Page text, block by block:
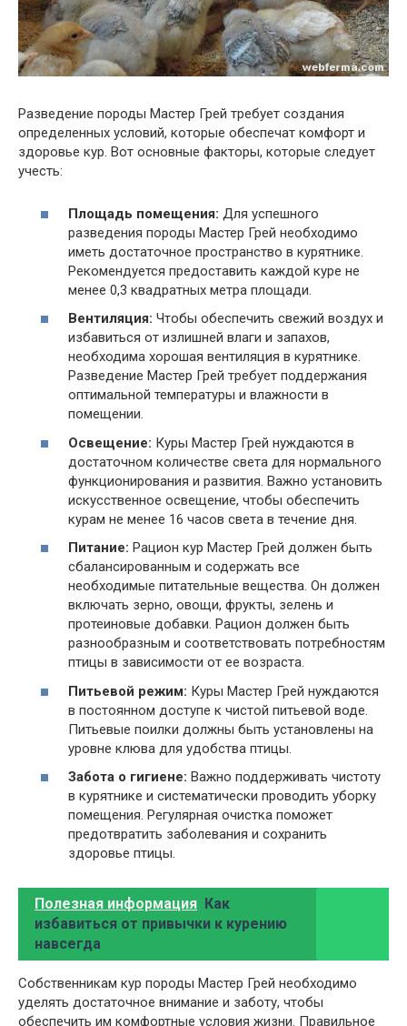
Разведение породы Мастер Грей требует создания
определенных условий, которые обеспечат комфорт и
здоровье кур. Вот основные факторы, которые следует
учесть:
Площадь помещения: Для успешного
разведения породы Мастер Грей необходимо
иметь достаточное пространство в курятнике.
Рекомендуется предоставить каждой куре не
менее 0,3 квадратных метра площади.
Вентиляция: Чтобы обеспечить свежий воздух и
избавиться от излишней влаги и запахов,
необходима хорошая вентиляция в курятнике.
Разведение Мастер Грей требует поддержания
оптимальной температуры и влажности в
помещении.
Освещение: Куры Мастер Грей нуждаются в
достаточном количестве света для нормального
функционирования и развития. Важно установить
искусственное освещение, чтобы обеспечить
курам не менее 16 часов света в течение дня.
Питание: Рацион кур Мастер Грей должен быть
сбалансированным и содержать все
необходимые питательные вещества. Он должен
включать зерно, овощи, фрукты, зелень и
протеиновые добавки. Рацион должен быть
разнообразным и соответствовать потребностям
птицы в зависимости от ее возраста.
Питьевой режим: Куры Мастер Грей нуждаются
в постоянном доступе к чистой питьевой воде.
Питьевые поилки должны быть установлены на
уровне клюва для удобства птицы.
Забота о гигиене: Важно поддерживать чистоту
в курятнике и систематически проводить уборку
помещения. Регулярная очистка поможет
предотвратить заболевания и сохранить
здоровье птицы.
Полезная информация Как
избавиться от привычки к курению
навсегда
Собственникам кур породы Мастер Грей необходимо
уделять достаточное внимание и заботу, чтобы
обеспечить им комфортные условия жизни. Правильное